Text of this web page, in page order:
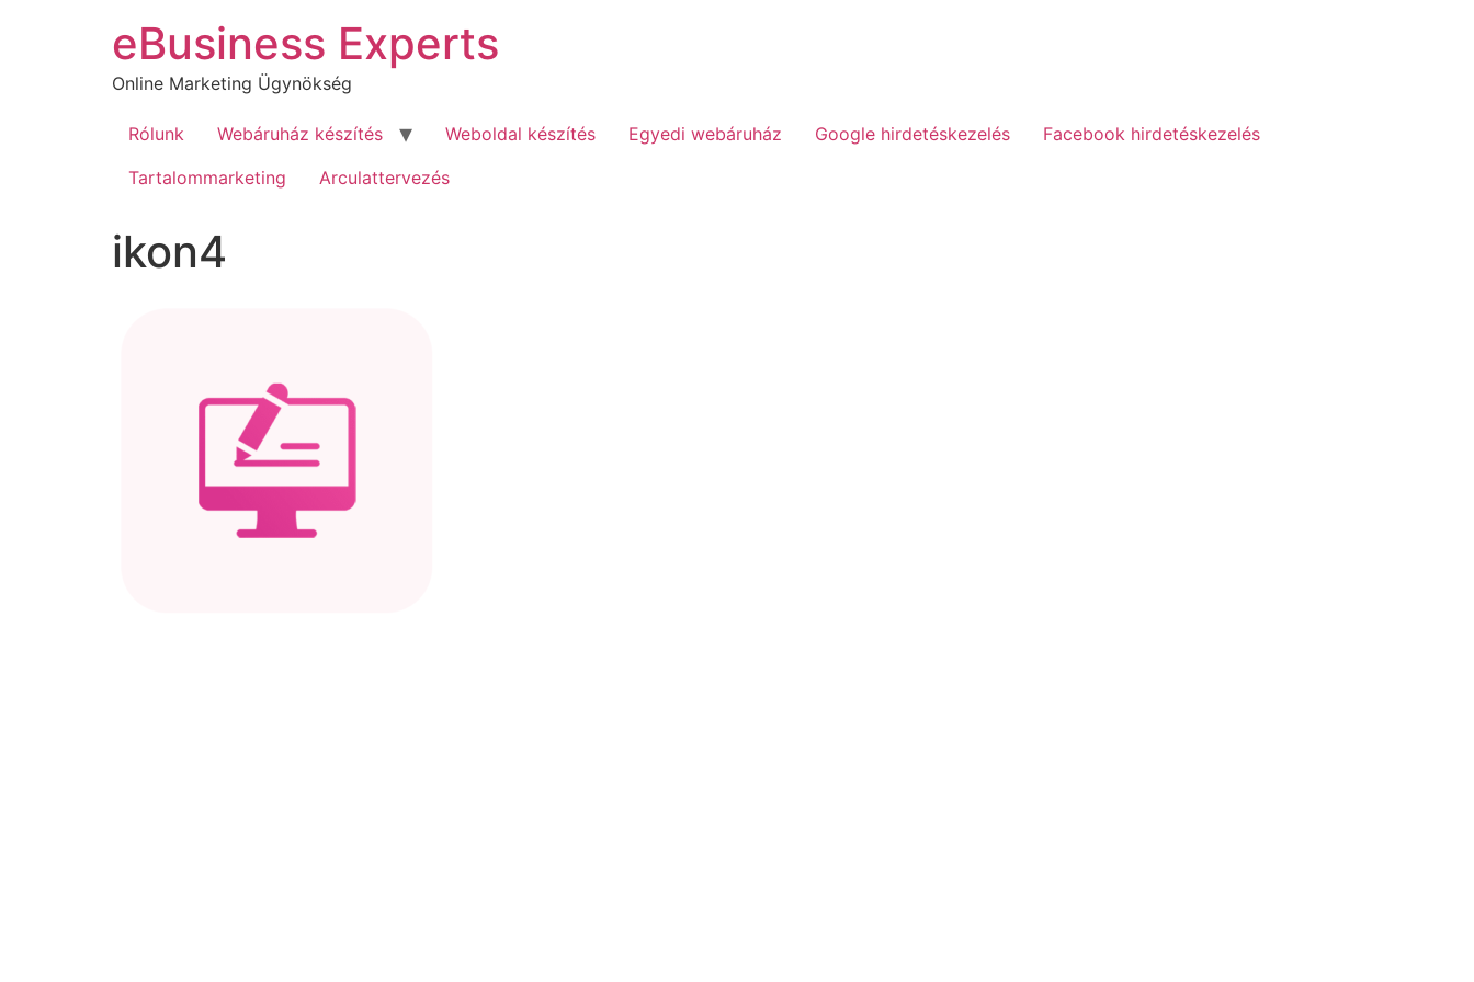
eBusiness Experts
Online Marketing Ügynökség
Rólunk Webáruház készítés Weboldal készítés Egyedi webáruház Google hirdetéskezelés
Facebook hirdetéskezelés
Tartalommarketing
Arculattervezés
ikon4